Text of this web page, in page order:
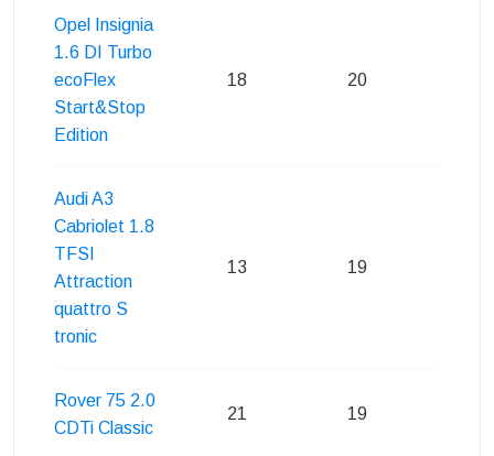
Opel Insignia
1.6 DI Turbo
ecoFlex
Start&Stop
Edition
18 20
Audi A3
Cabriolet 1.8
TFSI
Attraction
quattro S
tronic
13 19
Rover 75 2.0
CDTi Classic
21 19